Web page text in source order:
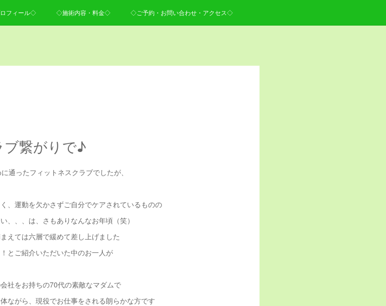
フィール◇ ◇施術内容・料金◇ ◇ご予約・お問い合わせ・アクセス◇
繋がりで♪
通ったフィットネスクラブでしたが、
、運動を欠かさずご自分でケアされているものの
、、、は、さもありなんなお年頃（笑）
えては六層で緩めて差し上げました
とご紹介いただいた中のお一人が
社をお持ちの70代の素敵なマダムで
ながら、現役でお仕事をされる朗らかな方です